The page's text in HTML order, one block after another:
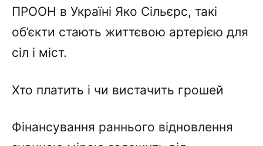
ПРООН в Україні Яко Сільєрс, такі
об’єкти стають життєвою артерією для
сіл і міст.
Хто платить і чи вистачить грошей
Фінансування раннього відновлення